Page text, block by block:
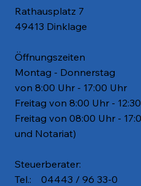
Rathausplatz 7
49413 Dinklage
Öffnungszeiten
Montag - Donnerstag
von 8:00 Uhr - 17:00 Uhr
Freitag von 8:00 Uhr -
Freitag von 08:00 Uhr -
und Notariat)
Steuerberater:
Tel.: 04443 / 96 33-0